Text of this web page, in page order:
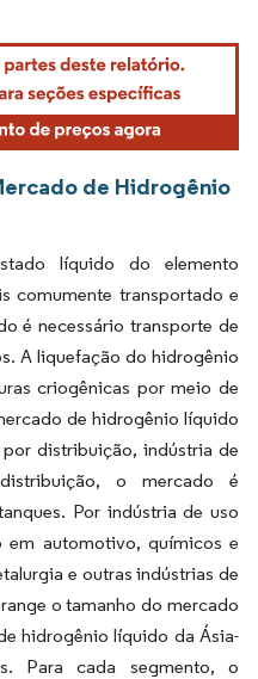
de Hidrogênio
líquido do elemento
comumente transportado e
é necessário transporte de
A liquefação do hidrogênio
criogênicas por meio de
de hidrogênio líquido
distribuição, indústria de
o mercado é
Por indústria de uso
em automotivo, químicos e
e outras indústrias de
o tamanho do mercado
hidrogênio líquido da Ásia-
Para cada segmento, o